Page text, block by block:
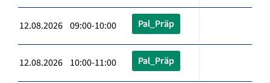
12.08.2026 09:00-10:00 Pal_Präp
12.08.2026 10:00-11:00 Pal_Präp